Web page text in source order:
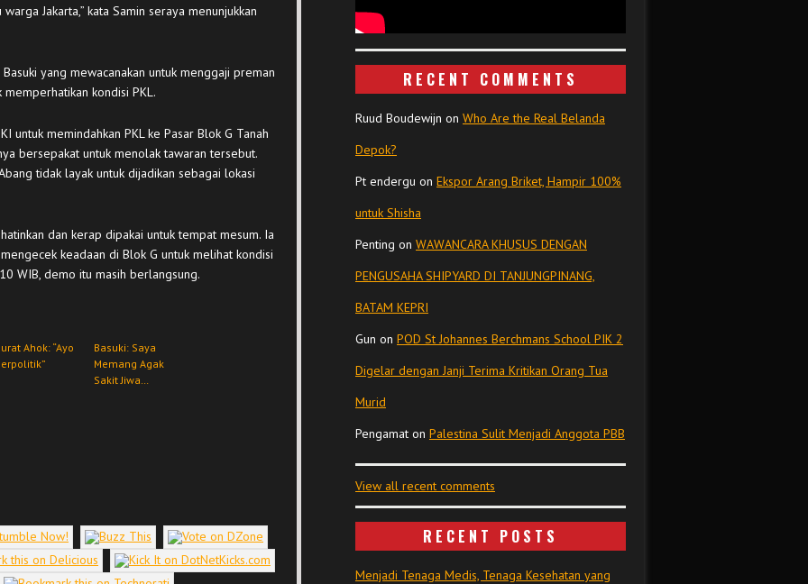
Jakarta,” kata Samin seraya menunjukkan
yang mewacanakan untuk menggaji preman
kondisi PKL.
untuk memindahkan PKL ke Pasar Blok G Tanah
bersepakat untuk menolak tawaran tersebut.
tidak layak untuk dijadikan sebagai lokasi
dan kerap dipakai untuk tempat mesum. Ia
keadaan di Blok G untuk melihat kondisi
WIB, demo itu masih berlangsung.
Ahok: “Ayo
Basuki: Saya
Memang Agak
Sakit Jiwa…
RECENT COMMENTS
Ruud Boudewijn on Who Are the Real Belanda
Depok?
Pt endergu on Ekspor Arang Briket, Hampir 100%
untuk Shisha
Penting on WAWANCARA KHUSUS DENGAN
PENGUSAHA SHIPYARD DI TANJUNGPINANG,
BATAM KEPRI
Gun on POD St Johannes Berchmans School PIK 2
Digelar dengan Janji Terima Kritikan Orang Tua
Murid
Pengamat on Palestina Sulit Menjadi Anggota PBB
View all recent comments
RECENT POSTS
Menjadi Tenaga Medis, Tenaga Kesehatan yang